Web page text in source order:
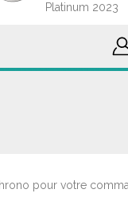
Platinum 2023
pour votre